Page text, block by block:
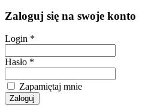
Zaloguj się na swoje konto
Login *
Hasło *
Zapamiętaj mnie